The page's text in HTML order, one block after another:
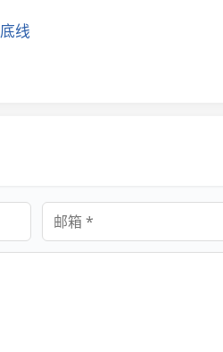
线
邮箱